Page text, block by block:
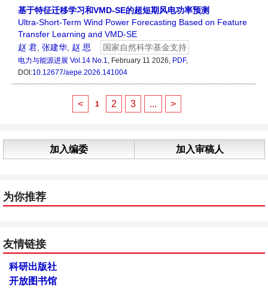
基于特征迁移学习和VMD-SE的超短期风电功率预测
Ultra-Short-Term Wind Power Forecasting Based on Feature
Transfer Learning and VMD-SE
赵 君, 张建华, 赵 思 国家自然科学基金支持
电力与能源进展 Vol.14 No.1, February 11 2026, PDF,
DOI:10.12677/aepe.2026.141004
< 1 2 3 ... >
加入编委 加入审稿人
为你推荐
友情链接
科研出版社
开放图书馆